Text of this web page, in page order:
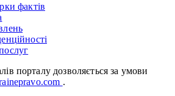
фактів
порталу дозволяється за умови
.